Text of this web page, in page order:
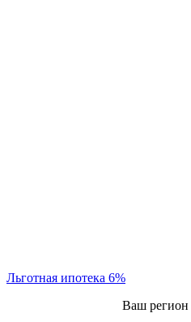
Льготная ипотека 6%
Ваш регион